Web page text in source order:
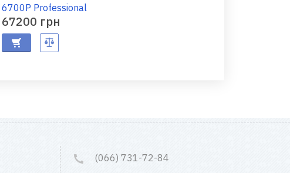
6700P Professional
67200 грн
(066) 731-72-84